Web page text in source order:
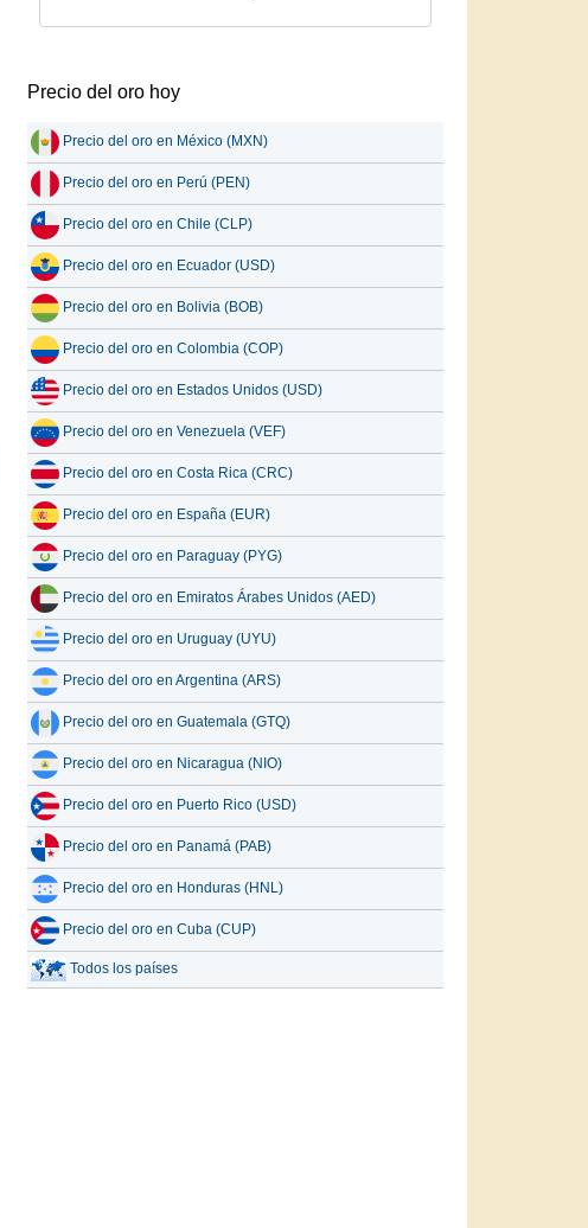
Precio del oro hoy
Precio del oro en México (MXN)
Precio del oro en Perú (PEN)
Precio del oro en Chile (CLP)
Precio del oro en Ecuador (USD)
Precio del oro en Bolivia (BOB)
Precio del oro en Colombia (COP)
Precio del oro en Estados Unidos (USD)
Precio del oro en Venezuela (VEF)
Precio del oro en Costa Rica (CRC)
Precio del oro en España (EUR)
Precio del oro en Paraguay (PYG)
Precio del oro en Emiratos Árabes Unidos (AED)
Precio del oro en Uruguay (UYU)
Precio del oro en Argentina (ARS)
Precio del oro en Guatemala (GTQ)
Precio del oro en Nicaragua (NIO)
Precio del oro en Puerto Rico (USD)
Precio del oro en Panamá (PAB)
Precio del oro en Honduras (HNL)
Precio del oro en Cuba (CUP)
Todos los países